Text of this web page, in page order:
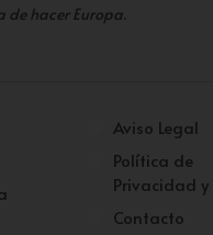
de hacer Europa.
Aviso Legal
Política de
Privacidad y
Contacto